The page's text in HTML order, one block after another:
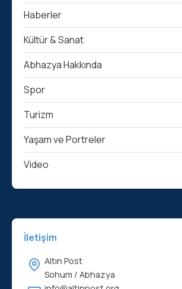
Haberler
Kültür & Sanat
Abhazya Hakkında
Spor
Turizm
Yaşam ve Portreler
Video
İletişim
Altın Post
Sohum / Abhazya